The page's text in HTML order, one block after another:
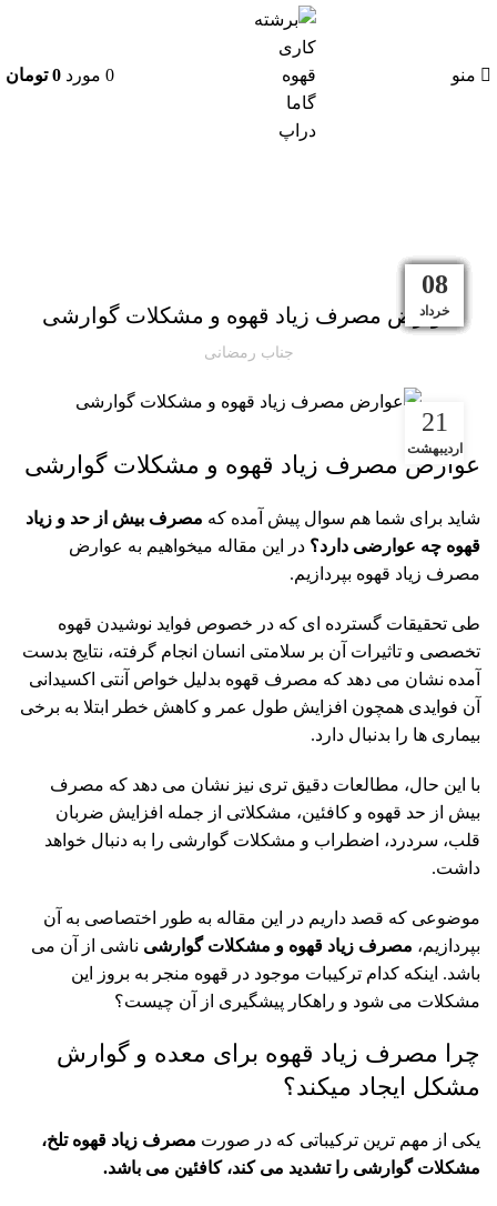
منو 0 مورد 0 تومان
عوارض مصرف زیاد قهوه و مشکلات گوارشی
جناب رمضانی
21
اردیبهشت
عوارض مصرف زیاد قهوه و مشکلات گوارشی
شاید برای شما هم سوال پیش آمده که مصرف بیش از حد و زیاد
قهوه چه عوارضی دارد؟ در این مقاله میخواهیم به عوارض
مصرف زیاد قهوه بپردازیم.
طی تحقیقات گسترده ای که در خصوص فواید نوشیدن قهوه
تخصصی و تاثیرات آن بر سلامتی انسان انجام گرفته، نتایج بدست
آمده نشان می دهد که مصرف قهوه بدلیل خواص آنتی اکسیدانی
آن فوایدی همچون افزایش طول عمر و کاهش خطر ابتلا به برخی
بیماری ها را بدنبال دارد.
با این حال، مطالعات دقیق تری نیز نشان می دهد که مصرف
بیش از حد قهوه و کافئین، مشکلاتی از جمله افزایش ضربان
قلب، سردرد، اضطراب و مشکلات گوارشی را به دنبال خواهد
داشت.
موضوعی که قصد داریم در این مقاله به طور اختصاصی به آن
بپردازیم، مصرف زیاد قهوه و مشکلات گوارشی ناشی از آن می
باشد. اینکه کدام ترکیبات موجود در قهوه منجر به بروز این
مشکلات می شود و راهکار پیشگیری از آن چیست؟
چرا مصرف زیاد قهوه برای معده و گوارش
مشکل ایجاد میکند؟
یکی از مهم ترین ترکیباتی که در صورت مصرف زیاد قهوه تلخ،
مشکلات گوارشی را تشدید می کند، کافئین می باشد.
27
اردیبهشت
22
اسفند
21
بهمن
07
بهمن
12
مهر
29
شهریور
01
شهریور
25
مرداد
28
تیر
31
خرداد
21
خرداد
08
خرداد